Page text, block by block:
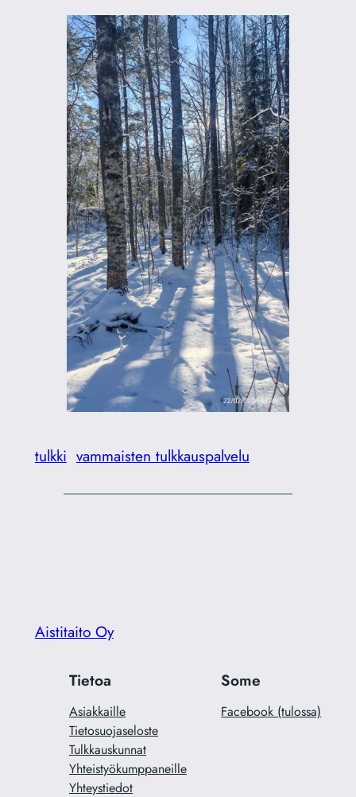
tulkki vammaisten tulkkauspalvelu
Aistitaito Oy
Tietoa
Asiakkaille
Tietosuojaseloste
Tulkkauskunnat
Yhteistyökumppaneille
Yhteystiedot
Some
Facebook (tulossa)